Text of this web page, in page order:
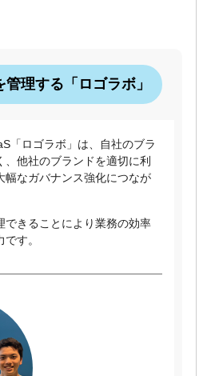
理する「ロゴラボ」
「ロゴラボ」は、自社のブラ
、他社のブランドを適切に利
幅なガバナンス強化につなが
できることにより業務の効率
す。